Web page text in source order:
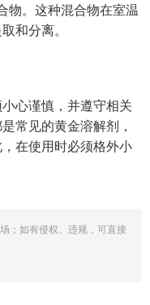
物。这种混合物在室温
和分离。
心谨慎，并遵守相关
常见的黄金溶解剂，
在使用时必须格外小
；如有侵权、违规，可直接